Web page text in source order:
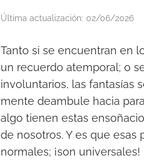
Última actualización: 02/06/2026
Tanto si se encuentran en
un recuerdo atemporal; o
involuntarios, las fantasías
mente deambule hacia
algo tienen estas
de nosotros. Y es que
normales; ¡son universales!